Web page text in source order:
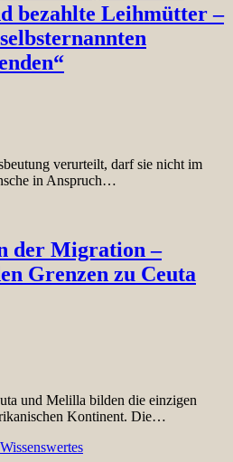
bezahlte Leihmütter –
verurteilt, darf sie nicht im
in Anspruch…
der Migration –
Grenzen zu Ceuta
und Melilla bilden die einzigen
Kontinent. Die…
Wissenswertes